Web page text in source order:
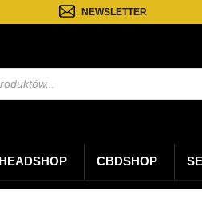
NEWSLETTER
HEADSHOP CBDSHOP